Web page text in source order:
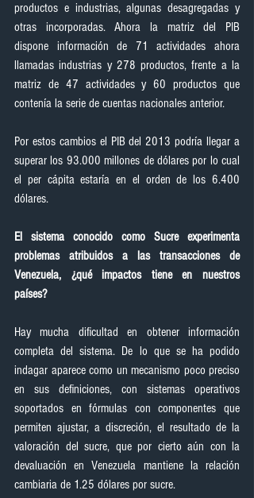
productos e industrias, algunas desagregadas y
otras incorporadas. Ahora la matriz del PIB
dispone información de 71 actividades ahora
llamadas industrias y 278 productos, frente a la
matriz de 47 actividades y 60 productos que
contenía la serie de cuentas nacionales anterior.
Por estos cambios el PIB del 2013 podría llegar a
superar los 93.000 millones de dólares por lo cual
el per cápita estaría en el orden de los 6.400
dólares.
El sistema conocido como Sucre experimenta
problemas atribuidos a las transacciones de
Venezuela, ¿qué impactos tiene en nuestros
países?
Hay mucha dificultad en obtener información
completa del sistema. De lo que se ha podido
indagar aparece como un mecanismo poco preciso
en sus definiciones, con sistemas operativos
soportados en fórmulas con componentes que
permiten ajustar, a discreción, el resultado de la
valoración del sucre, que por cierto aún con la
devaluación en Venezuela mantiene la relación
cambiaria de 1.25 dólares por sucre.